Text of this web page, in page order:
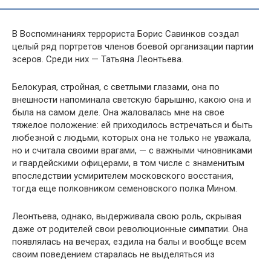
В Воспоминаниях террориста Борис Савинков создал
целый ряд портретов членов боевой организации партии
эсеров. Среди них — Татьяна Леонтьева.
Белокурая, стройная, с светлыми глазами, она по
внешности напоминала светскую барышню, какою она и
была на самом деле. Она жаловалась мне на свое
тяжелое положение: ей приходилось встречаться и быть
любезной с людьми, которых она не только не уважала,
но и считала своими врагами, — с важными чиновниками
и гвардейскими офицерами, в том числе с знаменитым
впоследствии усмирителем московского восстания,
тогда еще полковником семеновского полка Мином.
Леонтьева, однако, выдерживала свою роль, скрывая
даже от родителей свои революционные симпатии. Она
появлялась на вечерах, ездила на балы и вообще всем
своим поведением старалась не выделяться из